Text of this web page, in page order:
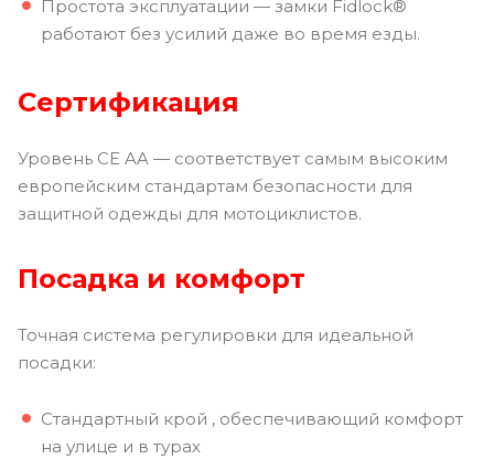
Простота эксплуатации — замки Fidlock®
работают без усилий даже во время езды.
Сертификация
Уровень CE AA — соответствует самым высоким
европейским стандартам безопасности для
защитной одежды для мотоциклистов.
Посадка и комфорт
Точная система регулировки для идеальной
посадки:
Стандартный крой , обеспечивающий комфорт
на улице и в турах